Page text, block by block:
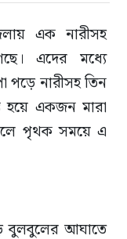
এক নারীসহ
এদের মধ্যে
পড়ে নারীসহ তিন
হয়ে একজন মারা
পৃথক সময়ে এ
বুলবুলের আঘাতে